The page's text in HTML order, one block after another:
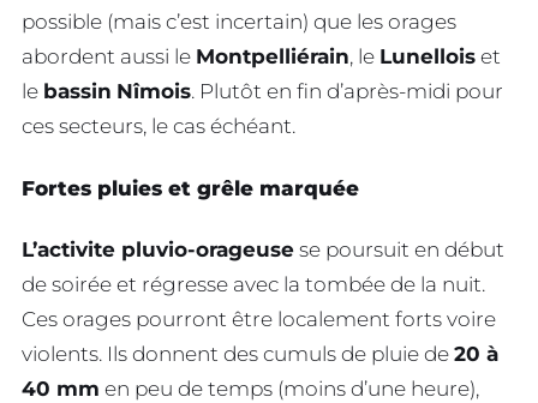
possible (mais c’est incertain) que les orages
abordent aussi le Montpelliérain, le Lunellois et
le bassin Nîmois. Plutôt en fin d’après-midi pour
ces secteurs, le cas échéant.
Fortes pluies et grêle marquée
L’activite pluvio-orageuse se poursuit en début
de soirée et régresse avec la tombée de la nuit.
Ces orages pourront être localement forts voire
violents. Ils donnent des cumuls de pluie de 20 à
40 mm en peu de temps (moins d’une heure),